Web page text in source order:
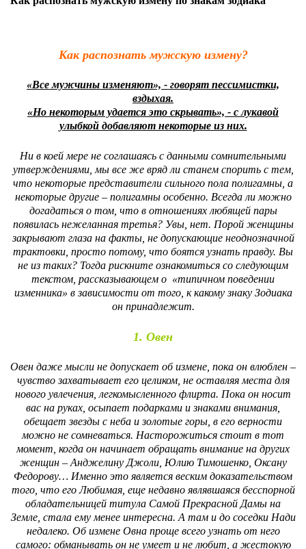
Как распознать мужскую измену?
«Все мужчины изменяют», - говорят пессимистки,
вздыхая.
«Но некоторым удается это скрывать», - с лукавой
улыбкой добавляют некоторые из них.
Ни в коей мере не соглашаясь с данными сомнительными
утверждениями, мы все же вряд ли станем спорить с тем,
что некоторые представители сильного пола полигамны, а
некоторые другие – полигамны особенно. Всегда ли можно
догадаться о том, что в отношениях любящей пары
появилась нежеланная третья? Увы, нет. Порой женщины
закрывают глаза на факты, не допускающие неоднозначной
трактовки, просто потому, что боятся узнать правду. Вы
не из таких? Тогда рискните ознакомиться со следующим
текстом, рассказывающем о «типичном поведении
изменника» в зависимости от того, к какому знаку Зодиака
он принадлежит.
1. Овен
Овен даже мысли не допускает об измене, пока он влюблен –
чувство захватывает его целиком, не оставляя места для
нового увлечения, легкомысленного флирта. Пока он носит
вас на руках, осыпает подарками и знаками внимания,
обещает звезды с неба и золотые горы, в его верности
можно не сомневаться. Насторожиться стоит в тот
момент, когда он начинает обращать внимание на других
женщин – Анджелину Джоли, Юлию Тимошенко, Оксану
Федорову… Именно это является веским доказательством
того, что его Любимая, еще недавно являвшаяся бесспорной
обладательницей титула Самой Прекрасной Дамы на
Земле, стала ему менее интересна. А там и до соседки Нади
недалеко. Об измене Овна проще всего узнать от него
самого: обманывать он не умеет и не любит, а жестокую